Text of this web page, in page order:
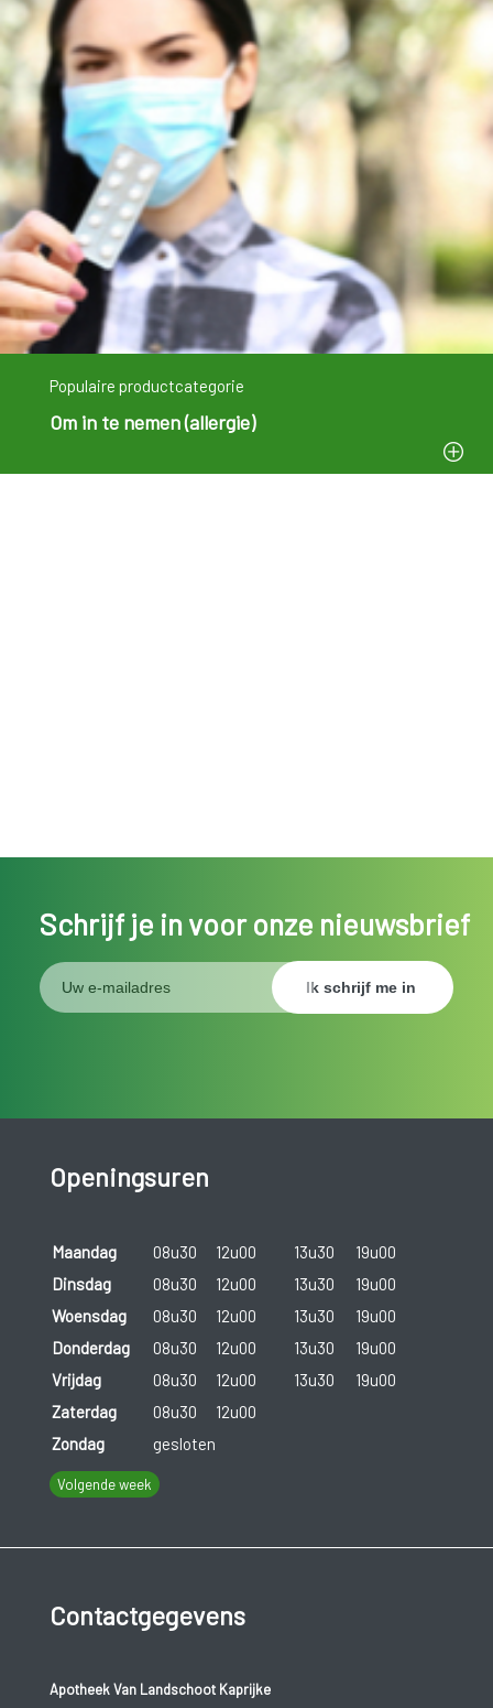
Populaire productcategorie
Om in te nemen (allergie)
Schrijf je in voor onze nieuwsbrief
Openingsuren
Maandag 08u30 12u00 13u30
19u00
Dinsdag
08u30 12u00 13u30
19u00
Woensdag
08u30 12u00 13u30
19u00
Donderdag
08u30 12u00 13u30
19u00
Vrijdag
08u30 12u00 13u30
19u00
Zaterdag
08u30
12u00
Zondag
gesloten
Volgende week
Contactgegevens
Apotheek Van Landschoot Kaprijke